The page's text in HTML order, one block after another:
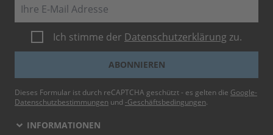
Ich stimme der Datenschutzerklärung zu.
ABONNIEREN
Dieses Formular ist durch reCAPTCHA geschützt - es gelten die Google-
Datenschutzbestimmungen und -Geschäftsbedingungen.
INFORMATIONEN